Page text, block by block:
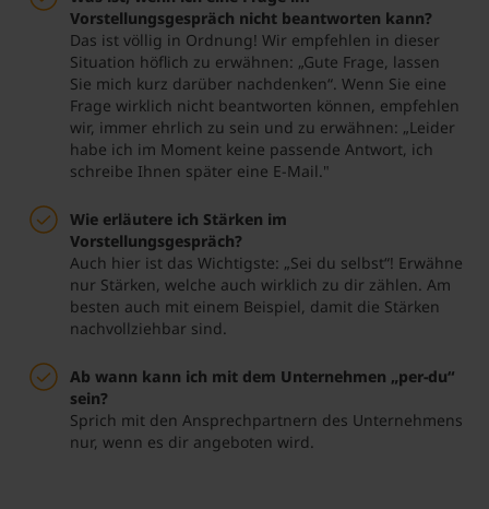
Vorstellungsgespräch nicht beantworten kann?
Das ist völlig in Ordnung! Wir empfehlen in dieser
Situation höflich zu erwähnen: „Gute Frage, lassen
Sie mich kurz darüber nachdenken“. Wenn Sie eine
Frage wirklich nicht beantworten können, empfehlen
wir, immer ehrlich zu sein und zu erwähnen: „Leider
habe ich im Moment keine passende Antwort, ich
schreibe Ihnen später eine E-Mail."
Wie erläutere ich Stärken im
Vorstellungsgespräch?
Auch hier ist das Wichtigste: „Sei du selbst“! Erwähne
nur Stärken, welche auch wirklich zu dir zählen. Am
besten auch mit einem Beispiel, damit die Stärken
nachvollziehbar sind.
Ab wann kann ich mit dem Unternehmen „per-du“
sein?
Sprich mit den Ansprechpartnern des Unternehmens
nur, wenn es dir angeboten wird.